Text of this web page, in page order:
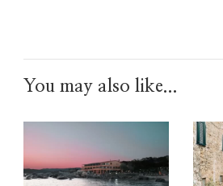
You may also like...